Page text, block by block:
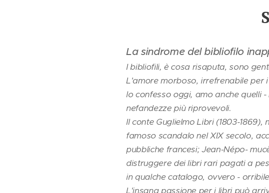
La sindrome del bibliofilo
I bibliofili, è cosa risaputa, sono
L'amore morboso, irrefrenabile per
lo confesso oggi, amo anche quelli
nefandezze più riprovevoli.
Il conte Guglielmo Libri (1803-
famoso scandalo nel XIX secolo,
pubbliche francesi; Jean-Népo-
distruggere dei libri rari pagati a
in qualche catalogo, ovvero -
L'insana passione per i libri può